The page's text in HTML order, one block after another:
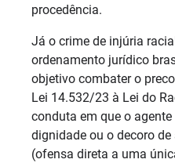
procedência.
Já o crime de injúria
ordenamento jurídico
objetivo combater o
Lei 14.532/23 à Lei do
conduta em que o
dignidade ou o decoro
(ofensa direta a uma